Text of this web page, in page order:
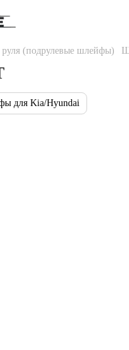
(подрулевые шлейфы)
для Kia/Hyundai